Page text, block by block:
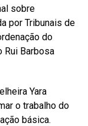
sobre
por Tribunais de
do
Rui Barbosa
Yara
o trabalho do
básica.